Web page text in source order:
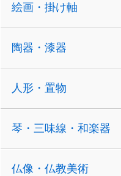
絵画・掛け軸
陶器・漆器
人形・置物
琴・三味線・和楽器
仏像・仏教美術